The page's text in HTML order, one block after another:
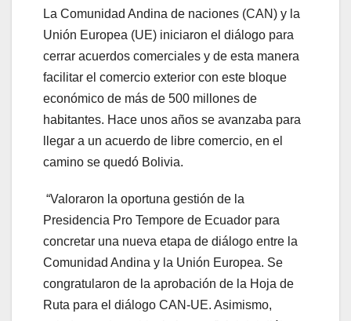
La Comunidad Andina de naciones (CAN) y la
Unión Europea (UE) iniciaron el diálogo para
cerrar acuerdos comerciales y de esta manera
facilitar el comercio exterior con este bloque
económico de más de 500 millones de
habitantes. Hace unos años se avanzaba para
llegar a un acuerdo de libre comercio, en el
camino se quedó Bolivia.
“Valoraron la oportuna gestión de la
Presidencia Pro Tempore de Ecuador para
concretar una nueva etapa de diálogo entre la
Comunidad Andina y la Unión Europea. Se
congratularon de la aprobación de la Hoja de
Ruta para el diálogo CAN-UE. Asimismo,